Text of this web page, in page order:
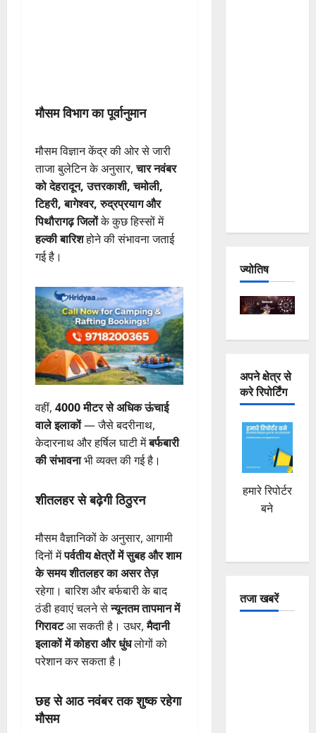
मौसम विभाग का पूर्वानुमान
मौसम विज्ञान केंद्र की ओर से जारी
ताजा बुलेटिन के अनुसार,चार नवंबर
को देहरादून, उत्तरकाशी, चमोली,
टिहरी, बागेश्वर, रुद्रप्रयाग और
पिथौरागढ़ जिलोंके कुछ हिस्सों में
हल्की बारिशहोने की संभावना जताई
गई है।
वहीं, 4000 मीटर से अधिक ऊंचाई
वाले इलाकों— जैसे बदरीनाथ,
केदारनाथ और हर्षिल घाटी मेंबर्फबारी
की संभावनाभी व्यक्त की गई है।
शीतलहर से बढ़ेगी ठिठुरन
मौसम वैज्ञानिकों के अनुसार, आगामी
दिनों मेंपर्वतीय क्षेत्रों में सुबह और शाम
के समय शीतलहर का असर तेज़
रहेगा। बारिश और बर्फबारी के बाद
ठंडी हवाएं चलने सेन्यूनतम तापमान में
गिरावटआ सकती है। उधर,मैदानी
इलाकों में कोहरा और धुंधलोगों को
परेशान कर सकता है।
छह से आठ नवंबर तक शुष्क रहेगा
मौसम
ज्योतिष
अपने क्षेत्र से
करे रिपोर्टिंग
हमारे रिपोर्टर
बने
तजा खबरें